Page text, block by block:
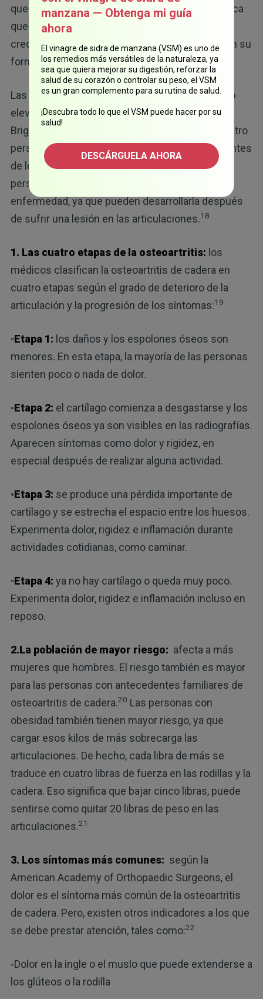
que los huesos rocen entre sí.
También provoca
que se formen espolones óseos, que son
crecimientos en el borde del hueso que cambian su
forma.
Las personas de 50 en adelante tienen un riesgo
elevado de osteoartritis de cadera y, según el
Brigham and Women's Hospital, una de cada cuatro
personas desarrollará este problema de salud antes
de los 85 años.
Pero, eso no significa que las
personas más jóvenes se salven de esta
enfermedad, ya que pueden desarrollarla después
de sufrir una lesión en las articulaciones.18
1. Las cuatro etapas de la osteoartritis: los
médicos clasifican la osteoartritis de cadera en
cuatro etapas según el grado de deterioro de la
articulación y la progresión de los síntomas:19
◦Etapa 1: los daños y los espolones óseos son
menores. En esta etapa, la mayoría de las personas
sienten poco o nada de dolor.
◦Etapa 2: el cartílago comienza a desgastarse y los
espolones óseos ya son visibles en las radiografías.
Aparecen síntomas como dolor y rigidez, en
especial después de realizar alguna actividad.
◦Etapa 3: se produce una pérdida importante de
cartílago y se estrecha el espacio entre los huesos.
Experimenta dolor, rigidez e inflamación durante
actividades cotidianas, como caminar.
◦Etapa 4: ya no hay cartílago o queda muy poco.
Experimenta dolor, rigidez e inflamación incluso en
reposo.
2.La población de mayor riesgo: afecta a más
mujeres que hombres. El riesgo también es mayor
para las personas con antecedentes familiares de
osteoartritis de cadera.20 Las personas con
obesidad también tienen mayor riesgo, ya que
cargar esos kilos de más sobrecarga las
articulaciones. De hecho, cada libra de más se
traduce en cuatro libras de fuerza en las rodillas y la
cadera. Eso significa que bajar cinco libras, puede
sentirse como quitar 20 libras de peso en las
articulaciones.21
3. Los síntomas más comunes: según la
American Academy of Orthopaedic Surgeons, el
dolor es el síntoma más común de la osteoartritis
de cadera. Pero, existen otros indicadores a los que
se debe prestar atención, tales como:22
◦Dolor en la ingle o el muslo que puede extenderse a
los glúteos o la rodilla
manzana — Obtenga mi guía
ahora
El vinagre de sidra de manzana (VSM) es uno de
los remedios más versátiles de la naturaleza, ya
sea que quiera mejorar su digestión, reforzar la
salud de su corazón o controlar su peso, el VSM
es un gran complemento para su rutina de salud.
¡Descubra todo lo que el VSM puede hacer por su
salud!
DESCÁRGUELA AHORA